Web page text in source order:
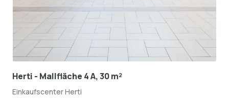
Herti - Mallfläche 4 A, 30 m²
Einkaufscenter Herti